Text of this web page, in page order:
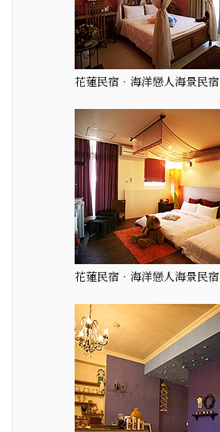
花蓮民宿．海洋戀人海景民宿
花蓮民宿．海洋戀人海景民宿